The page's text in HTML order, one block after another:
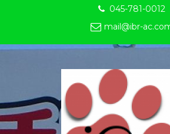
045-781-0012
mail@ibr-